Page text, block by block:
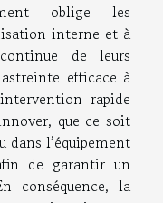
oblige les
interne et à
de leurs
astreinte efficace à
rapide
que ce soit
dans l’équipement
de garantir un
conséquence, la